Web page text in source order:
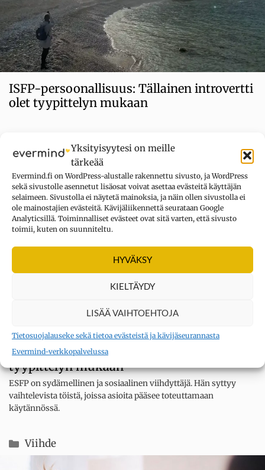
Yksityisyytesi on meille
tärkeää
Evermind.fi on WordPress-alustalle rakennettu sivusto, ja WordPress
sekä sivustolle asennetut lisäosat voivat asettaa evästeitä käyttäjän
selaimeen. Sivustolla ei näytetä mainoksia, ja näin ollen sivustolla ei
ole mainostajien evästeitä. Kävijäliikennettä seurataan Google
Analyticsillä. Toiminnalliset evästeet ovat sitä varten, että sivusto
toimii, kuten on suunniteltu.
HYVÄKSY
KIELTÄYDY
LISÄÄ VAIHTOEHTOJA
Tietosuojalauseke sekä tietoa evästeistä ja kävijäseurannasta
Evermind-verkkopalvelussa
ISFP-persoonallisuus: Tällainen introvertti
olet tyypittelyn mukaan
ESFP: Tällainen olet 16 persoonallisuutta -
tyypittelyn mukaan
ESFP on sydämellinen ja sosiaalinen viihdyttäjä. Hän syttyy
vaihtelevista töistä, joissa asioita pääsee toteuttamaan
käytännössä.
Kategoriat
Viihde